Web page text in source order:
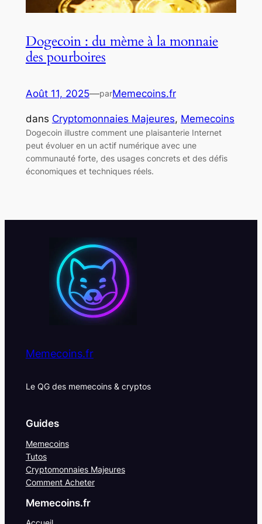
Dogecoin : du mème à la monnaie
des pourboires
Août 11, 2025—parMemecoins.fr
dans Cryptomonnaies Majeures, Memecoins
Dogecoin illustre comment une plaisanterie Internet
peut évoluer en un actif numérique avec une
communauté forte, des usages concrets et des défis
économiques et techniques réels.
Memecoins.fr
Le QG des memecoins & cryptos
Guides
Memecoins
Tutos
Cryptomonnaies Majeures
Comment Acheter
Memecoins.fr